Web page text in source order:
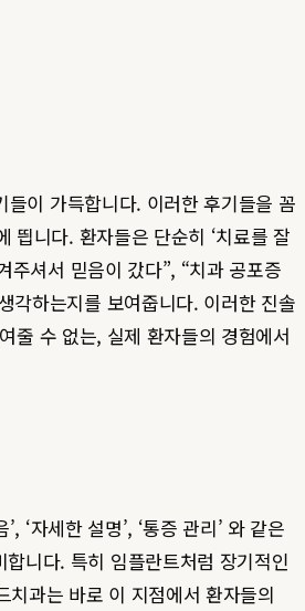
이 가득합니다. 이러한 후기들을 꼼
띕니다. 환자들은 단순히 ‘치료를 잘
주셔서 믿음이 갔다”, “치과 공포증
각하는지를 보여줍니다. 이러한 진솔
줄 수 없는, 실제 환자들의 경험에서
‘자세한 설명’, ‘통증 관리’ 와 같은
니다. 특히 임플란트처럼 장기적인
과는 바로 이 지점에서 환자들의